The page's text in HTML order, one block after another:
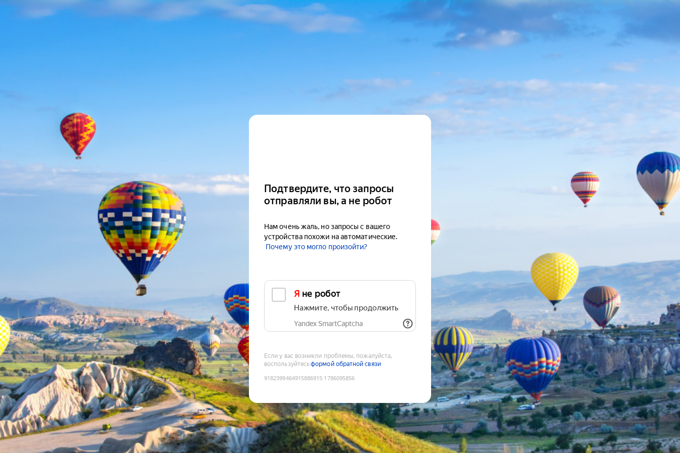
Подтвердите, что запросы
отправляли вы, а не робот
Нам очень жаль, но запросы с вашего
устройства похожи на автоматические.
Почему это могло произойти?
Я не робот
Нажмите, чтобы продолжить
Yandex SmartCaptcha
Если у вас возникли проблемы, пожалуйста,
воспользуйтесьформой обратной связи
9182399464915886915:1786095856